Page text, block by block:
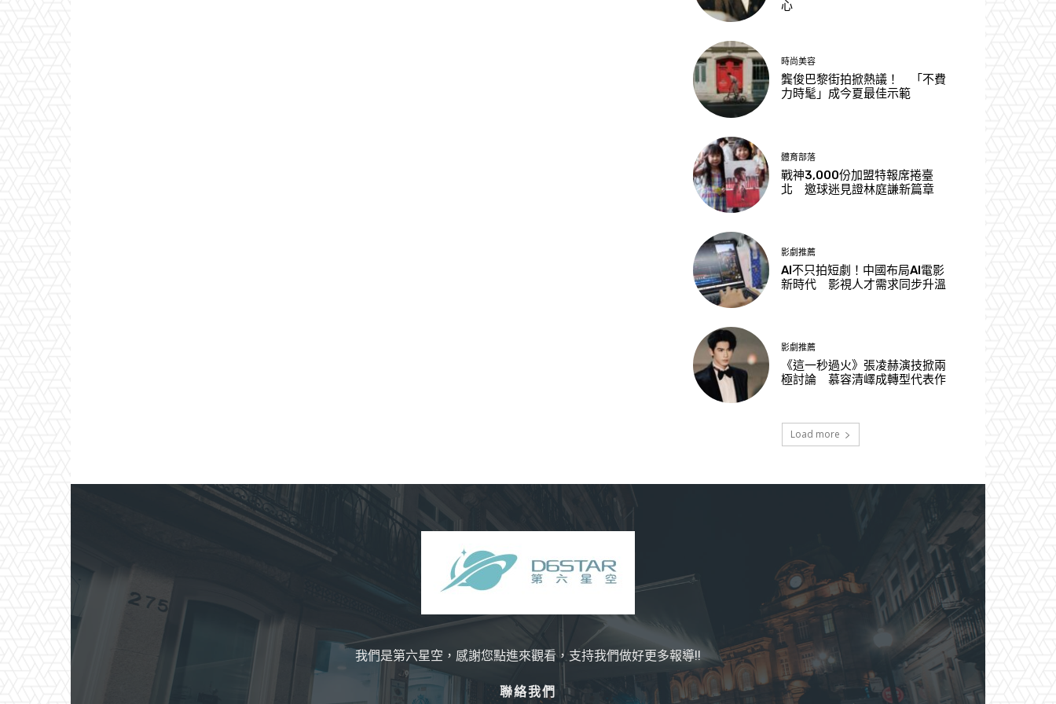
心
時尚美容
龔俊巴黎街拍掀熱議！ 「不費
力時髦」成今夏最佳示範
體育部落
戰神3,000份加盟特報席捲臺
北 邀球迷見證林庭謙新篇章
影劇推薦
AI不只拍短劇！中國布局AI電影
新時代 影視人才需求同步升溫
影劇推薦
《這一秒過火》張凌赫演技掀兩
極討論 慕容清嶧成轉型代表作
Load more
我們是第六星空，感謝您點進來觀看，支持我們做好更多報導!!
聯絡我們